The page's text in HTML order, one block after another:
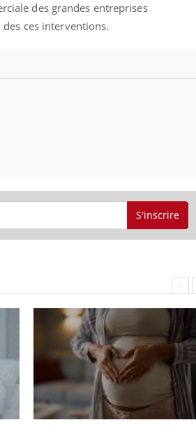
des grandes entreprises
ces interventions.
S'inscrire